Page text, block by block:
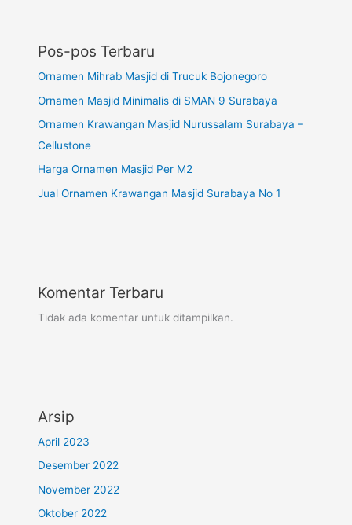
Pos-pos Terbaru
Ornamen Mihrab Masjid di Trucuk Bojonegoro
Ornamen Masjid Minimalis di SMAN 9 Surabaya
Ornamen Krawangan Masjid Nurussalam Surabaya –
Cellustone
Harga Ornamen Masjid Per M2
Jual Ornamen Krawangan Masjid Surabaya No 1
Komentar Terbaru
Tidak ada komentar untuk ditampilkan.
Arsip
April 2023
Desember 2022
November 2022
Oktober 2022